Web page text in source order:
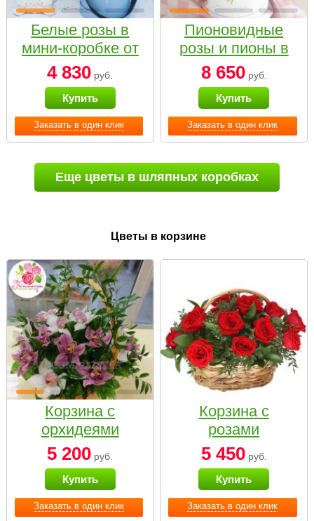
Заказать в один клик
Белые розы в
мини-коробке от
Bella Fiori
4 830 руб.
Купить
Заказать в один клик
Пионовидные
розы и пионы в
белой коробке
Small
8 650руб.
Купить
Еще цветы в шляпных коробках
Цветы в корзине
Заказать в один клик
Корзина с
орхидеями
малая
5 200 руб.
Купить
Заказать в один клик
Корзина с
розами
«Красный
Париж»
5 450руб.
Купить